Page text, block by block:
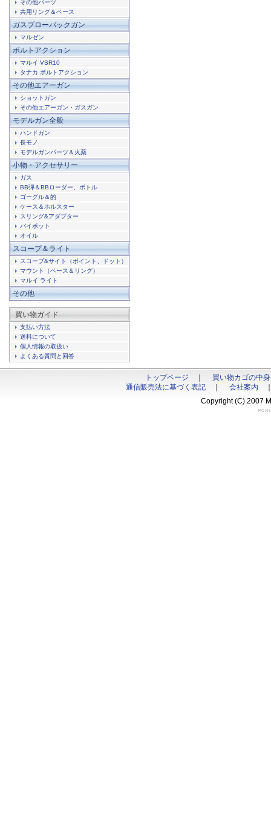
その他パーツ
共用リング＆ベース
ガスブローバックガン
マルゼン
ボルトアクション
マルイ VSR10
タナカ ボルトアクション
その他エアーガン
ショットガン
その他エアーガン・ガスガン
モデルガン全般
ハンドガン
長モノ
モデルガンパーツ＆火薬
小物・アクセサリー
ガス
BB弾＆BBローダー、ボトル
ゴーグル＆的
ケース＆ホルスター
スリング&アダプター
バイポット
オイル
スコープ＆ライト
スコープ&サイト（ポイント、ドット）
マウント（ベース＆リング）
マルイ ライト
その他
買い物ガイド
支払い方法
送料について
個人情報の取扱い
よくある質問と回答
トップページ
買い物カゴの中
通信販売法に基づく表記
会社案内
Copyright (C) 2007